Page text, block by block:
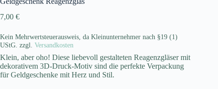
7,00 €
Kein Mehrwertsteuerausweis, da Kleinunternehmer nach §19 (1)
UStG. zzgl. Versandkosten
Klein, aber oho! Diese liebevoll gestalteten Reagenzgläser mit
dekorativem 3D-Druck-Motiv sind die perfekte Verpackung
für Geldgeschenke mit Herz und Stil.